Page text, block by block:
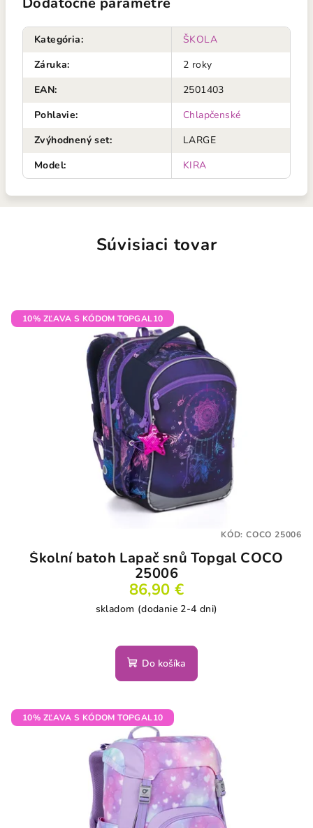
Kategória:
ŠKOLA
Záruka:
2 roky
EAN:
2501403
Pohlavie:
Chlapčenské
Zvýhodnený set:
LARGE
Model: KIRA
Súvisiaci tovar
10% ZĽAVA S KÓDOM TOPGAL10
Školní batoh Lapač snů Topgal COCO
25006
86,90 €
skladom (dodanie 2-4 dni)
Do košíka
KÓD: COCO 25006
10% ZĽAVA S KÓDOM TOPGAL10